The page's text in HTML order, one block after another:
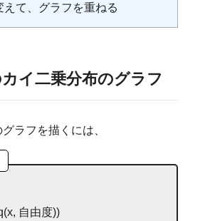
えて、グラフを重ねる
イ二乗分布のグラフ
ラフを描くには、
x, 自由度))